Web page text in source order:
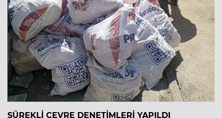
SÜREKLİ ÇEVRE DENETİMLERİ YAPILDI